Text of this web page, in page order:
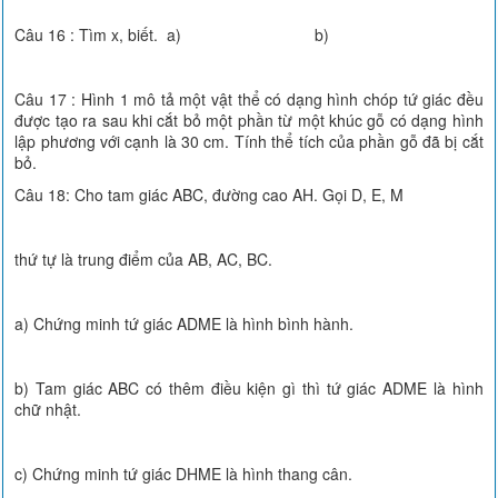
Câu 16 : Tìm x, biết. a) b)
Câu 17 : Hình 1 mô tả một vật thể có dạng hình chóp tứ giác đều
được tạo ra sau khi cắt bỏ một phần từ một khúc gỗ có dạng hình
lập phương với cạnh là 30 cm. Tính thể tích của phần gỗ đã bị cắt
bỏ.
Câu 18: Cho tam giác ABC, đường cao AH. Gọi D, E, M
thứ tự là trung điểm của AB, AC, BC.
a) Chứng minh tứ giác ADME là hình bình hành.
b) Tam giác ABC có thêm điều kiện gì thì tứ giác ADME là hình
chữ nhật.
c) Chứng minh tứ giác DHME là hình thang cân.